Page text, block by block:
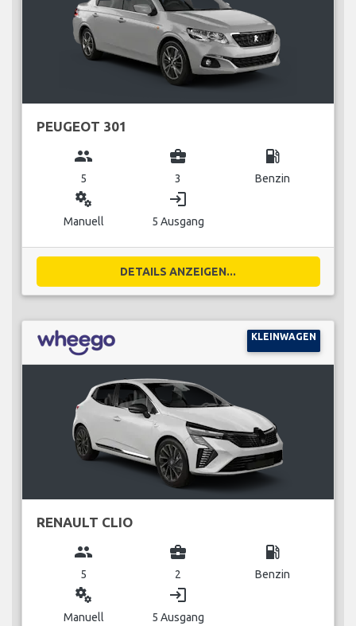
PEUGEOT 301
group
5
business_center
3
local_gas_station
Benzin
miscellaneous_services
Manuell
login
5 Ausgang
DETAILS ANZEIGEN...
KLEINWAGEN
RENAULT CLIO
group
5
business_center
2
local_gas_station
Benzin
miscellaneous_services
Manuell
login
5 Ausgang